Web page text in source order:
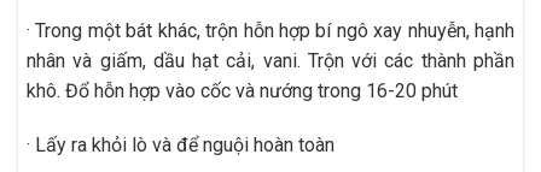
· Trong một bát khác, trộn hỗn hợp bí ngô xay nhuyễn, hạnh
nhân và giấm, dầu hạt cải, vani. Trộn với các thành phần
khô. Đổ hỗn hợp vào cốc và nướng trong 16-20 phút
· Lấy ra khỏi lò và để nguội hoàn toàn